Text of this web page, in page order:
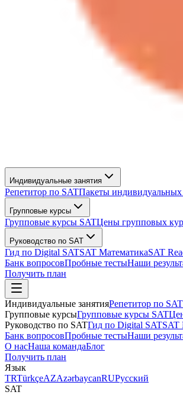
Индивидуальные занятия
Репетитор по SATПакеты индивидуальных
Групповые курсы
Групповые курсы SATЦены групповых
Руководство по SAT
Гид по Digital SATSAT МатематикаSAT
Банк вопросовПробные тестыНаши
Получить план
Индивидуальные занятияРепетитор по SAT
Групповые курсыГрупповые курсы SAT
Руководство по SATГид по Digital SATSAT
Банк вопросовПробные тестыНаши
О насНаша командаБлог
Получить план
Язык
TRTürkçeAZAzərbaycanRUРусский
SAT